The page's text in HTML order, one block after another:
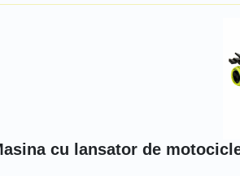
cu lansator de